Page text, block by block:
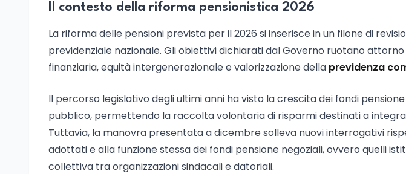
Il contesto della riforma pensionistica 2026
La riforma delle pensioni prevista per il 2026 si inserisce in un filone di
previdenziale nazionale. Gli obiettivi dichiarati dal Governo ruotano
finanziaria, equità intergenerazionale e valorizzazione della previdenza
Il percorso legislativo degli ultimi anni ha visto la crescita dei fondi
pubblico, permettendo la raccolta volontaria di risparmi destinati a
Tuttavia, la manovra presentata a dicembre solleva nuovi interrogativi
adottati e alla funzione stessa dei fondi pensione negoziali, ovvero quelli
collettiva tra organizzazioni sindacali e datoriali.